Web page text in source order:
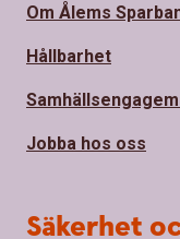
Om Ålems
Hållbarhet
Jobba hos oss
Säkerhet